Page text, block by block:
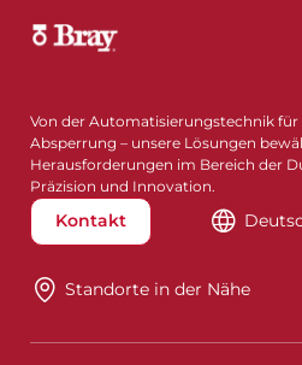
Von der Automatisierungstechnik
Absperrung – unsere Lösungen
Herausforderungen im Bereich der
Präzision und Innovation.
Kontakt
Standorte in der Nähe​​​​​​​